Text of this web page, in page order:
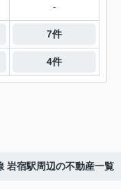
-
7件
4件
岩宿駅周辺の不動産一覧